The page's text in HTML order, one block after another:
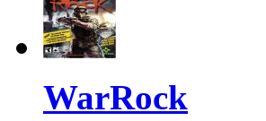
WarRock